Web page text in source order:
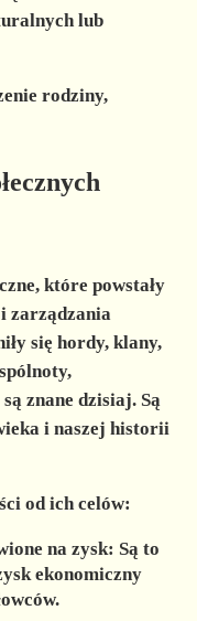
lub
rodziny,
które powstały
zarządzania
się hordy, klany,
znane dzisiaj. Są
i naszej historii
od ich celów:
na zysk: Są to
ekonomiczny